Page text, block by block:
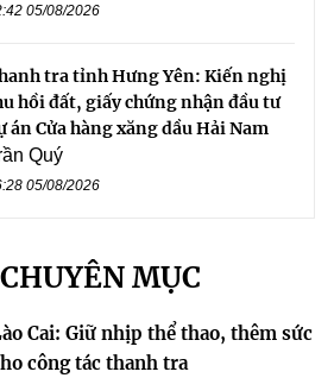
05/08/2026
tra tỉnh Hưng Yên: Kiến nghị
hồi đất, giấy chứng nhận đầu tư
án Cửa hàng xăng dầu Hải Nam
Quý
05/08/2026
MỤC
Cai: Giữ nhịp thể thao, thêm sức
công tác thanh tra